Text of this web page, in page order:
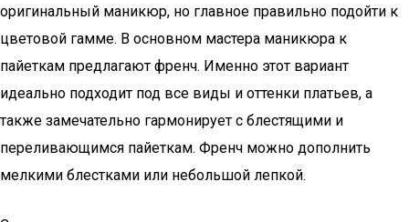
оригинальный маникюр, но главное правильно подойти к
цветовой гамме. В основном мастера маникюра к
пайеткам предлагают френч. Именно этот вариант
идеально подходит под все виды и оттенки платьев, а
также замечательно гармонирует с блестящими и
переливающимся пайеткам. Френч можно дополнить
мелкими блестками или небольшой лепкой.